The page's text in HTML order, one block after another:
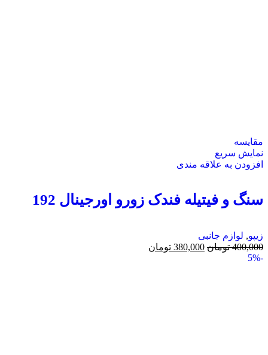
مقايسه
نمایش سریع
افزودن به علاقه مندی
سنگ و فیتیله فندک زورو اورجینال 192
زیپو, لوازم جانبی
400,000 تومان 380,000 تومان
-5%